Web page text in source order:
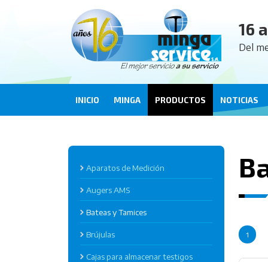
16
Del
INICIO MINGA PRODUCTOS NOTICIAS
Aparatos de Medición
Augers AMS
Bateas y Tamices
Brújulas
Cajas para almacenar testigos
1